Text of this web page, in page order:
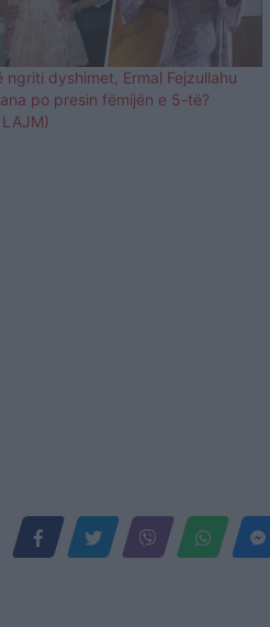
ngriti dyshimet, Ermal Fejzullahu
po presin fëmijën e 5-të?